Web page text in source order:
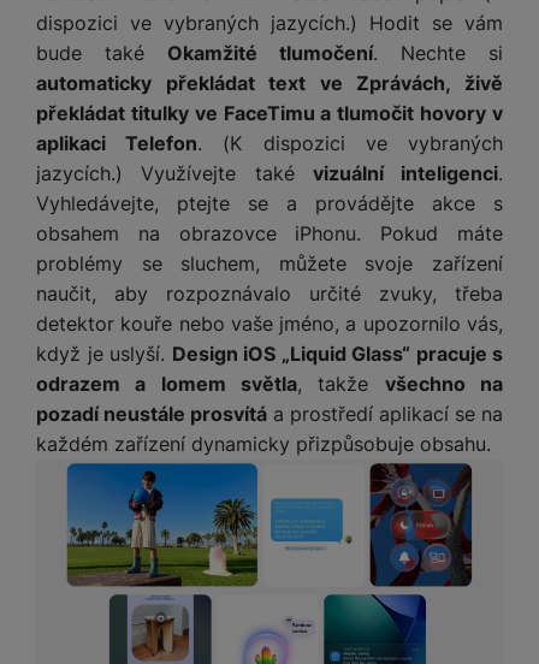
dispozici ve vybraných jazycích.) Hodit se vám
bude také Okamžité tlumočení. Nechte si
automaticky překládat text ve Zprávách, živě
překládat titulky ve FaceTimu a tlumočit hovory v
aplikaci Telefon. (K dispozici ve vybraných
jazycích.) Využívejte také vizuální inteligenci.
Vyhledávejte, ptejte se a provádějte akce s
obsahem na obrazovce iPhonu. Pokud máte
problémy se sluchem, můžete svoje zařízení
naučit, aby rozpoznávalo určité zvuky, třeba
detektor kouře nebo vaše jméno, a upozornilo vás,
když je uslyší. Design iOS „Liquid Glass“ pracuje s
odrazem a lomem světla, takže všechno na
pozadí neustále prosvítá a prostředí aplikací se na
každém zařízení dynamicky přizpůsobuje obsahu.